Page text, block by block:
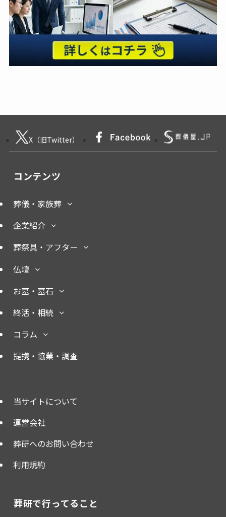
X（旧Twitter）
コンテンツ
葬儀・家族葬
企業紹介
葬祭具・アフター
仏壇
お墓・墓石
終活・相続
コラム
提携・協業・調査
当サイトについて
運営会社
葬研へのお問い合わせ
利用規約
葬研で行ってること